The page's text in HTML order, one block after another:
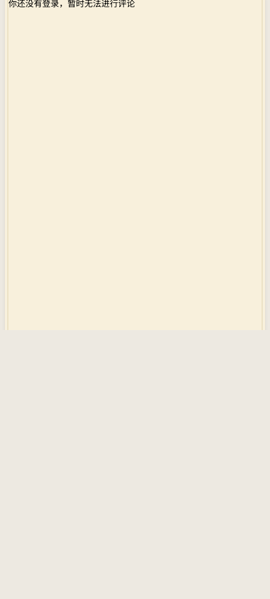
你还没有登录，暂时无法进行评论